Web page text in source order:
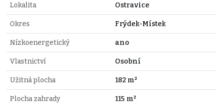
Lokalita Ostravice
Okres Frýdek-Místek
Nízkoenergetický ano
Vlastnictví Osobní
Užitná plocha 182 m²
Plocha zahrady 115 m²